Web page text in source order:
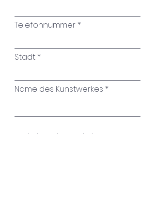
Telefonnummer
Stadt
Name des Kunstwerkes